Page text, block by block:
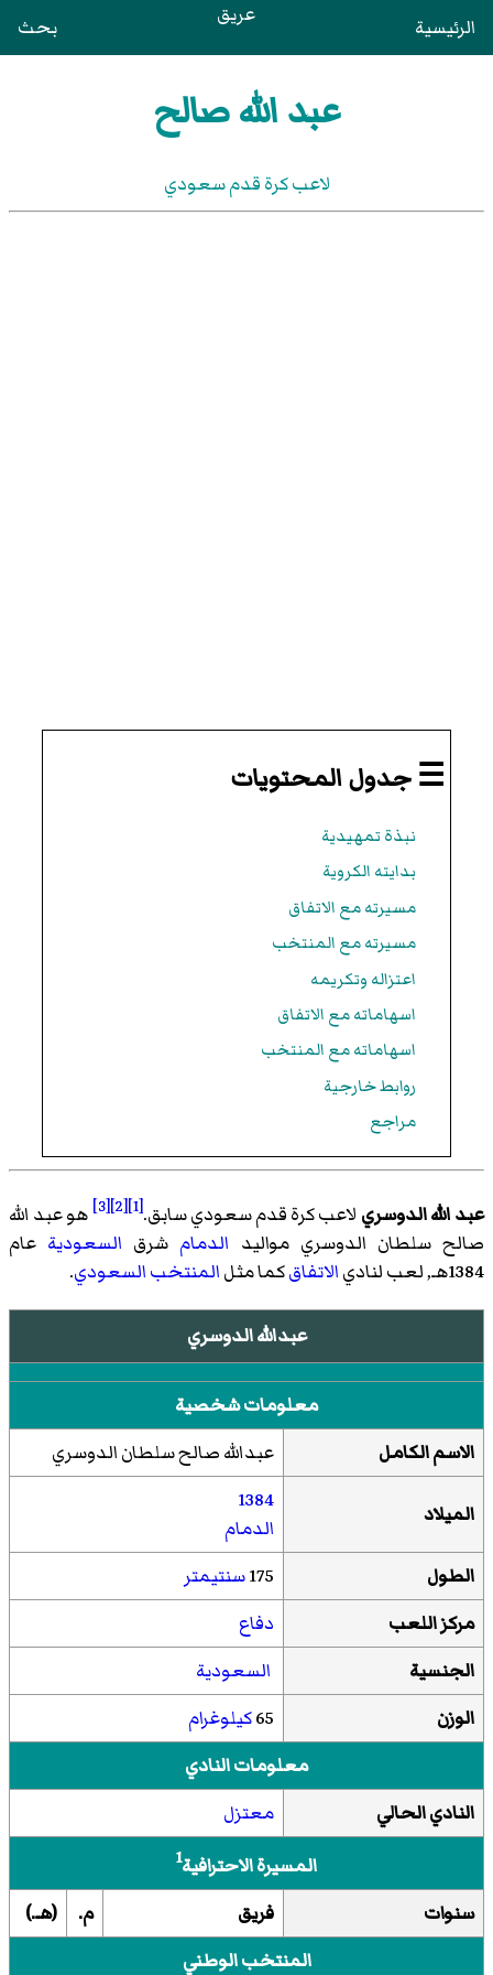
الرئيسية عريق بحث
عبد الله صالح
لاعب كرة قدم سعودي
☰ جدول المحتويات
نبذة تمهيدية
بدايته الكروية
مسيرته مع الاتفاق
مسيرته مع المنتخب
اعتزاله وتكريمه
اسهاماته مع الاتفاق
اسهاماته مع المنتخب
روابط خارجية
مراجع
عبد الله الدوسري لاعب كرة قدم سعودي سابق.[1]
[2]
[3]
هو عبد الله
صالح سلطان الدوسري مواليد الدمام شرق السعودية عام
1384هـ, لعب لنادي
الاتفاقكما مثلالمنتخب السعودي.
عبدالله الدوسري
معلومات شخصية
الاسم الكامل
عبدالله صالح سلطان الدوسري
الميلاد
1384
الدمام
الطول
175سنتيمتر
مركز اللعب
دفاع
الجنسية
السعودية
الوزن
65كيلوغرام
معلومات النادي
النادي الحالي
معتزل
المسيرة الاحترافية1
سنوات فريق م.
(هـ.)
المنتخب الوطني